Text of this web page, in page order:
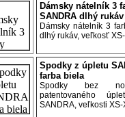
Dámsky nátelník 3
SANDRA dlhý rukáv
Dámsky nátelník 3
dlhý rukáv, veľkosť
Spodky z úpletu
farba biela
Spodky bez
patentovaného
SANDRA, veľkosti XS-